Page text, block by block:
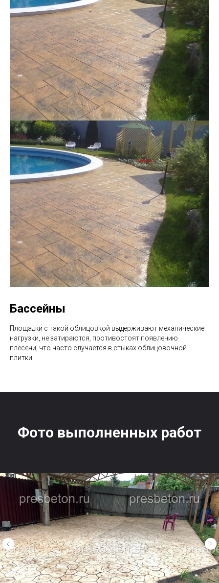
Бассейны
Площадки с такой облицовкой выдерживают механические
нагрузки, не затираются, противостоят появлению
плесени, что часто случается в стыках облицовочной
плитки.
Фото выполненных работ